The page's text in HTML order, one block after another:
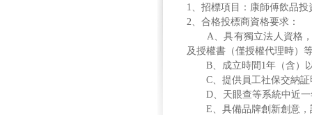
1、招標項目：康師傅飲品
2、合格投標商資格要求：
A、具有獨立法人資格
及授權書（僅授權代理時）
B、成立時間 1年（含）
C、提供員工社保交納
D、天眼查等系統中近
E、具備品牌創新創意